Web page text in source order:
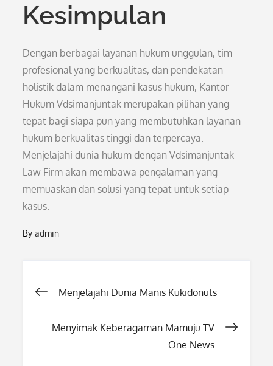
Kesimpulan
Dengan berbagai layanan hukum unggulan, tim
profesional yang berkualitas, dan pendekatan
holistik dalam menangani kasus hukum, Kantor
Hukum Vdsimanjuntak merupakan pilihan yang
tepat bagi siapa pun yang membutuhkan layanan
hukum berkualitas tinggi dan terpercaya.
Menjelajahi dunia hukum dengan Vdsimanjuntak
Law Firm akan membawa pengalaman yang
memuaskan dan solusi yang tepat untuk setiap
kasus.
Byadmin
Post
navigation
Menjelajahi Dunia Manis Kukidonuts
Menyimak Keberagaman Mamuju TV
One News